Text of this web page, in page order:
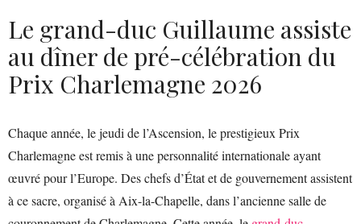
Le grand-duc Guillaume assiste
au dîner de pré-célébration du
Prix Charlemagne 2026
Chaque année, le jeudi de l’Ascension, le prestigieux Prix
Charlemagne est remis à une personnalité internationale ayant
œuvré pour l’Europe. Des chefs d’État et de gouvernement assistent
à ce sacre, organisé à Aix-la-Chapelle, dans l’ancienne salle de